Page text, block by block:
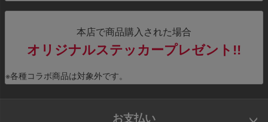
本店で商品購入された場合
オリジナルステッカープレゼント!!
※各種コラボ商品は対象外です。
お支払い